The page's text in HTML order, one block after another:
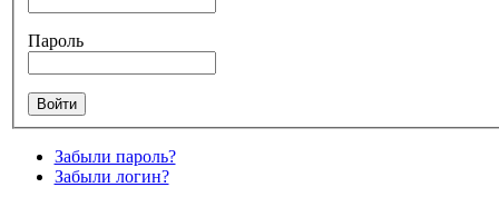
Пароль
Забыли пароль?
Забыли логин?